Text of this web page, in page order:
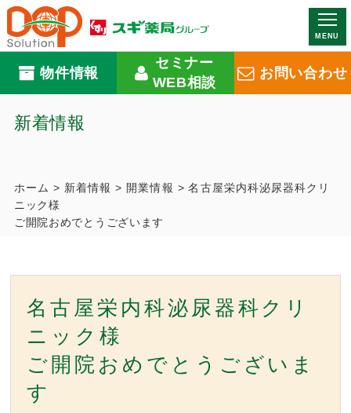
MENU
物件情報
セミナー
WEB相談
お問い合わせ
新着情報
ホーム > 新着情報 > 開業情報 >名古屋栄内科泌尿器科クリ
ニック様
ご開院おめでとうございます
名古屋栄内科泌尿器科クリ
ニック様
ご開院おめでとうございま
す